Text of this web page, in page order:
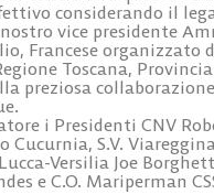
considerando il
vice presidente
Francese
Toscana,
preziosa
i Presidenti CNV
S.V.
Versilia Joe
e C.O. Mariperman